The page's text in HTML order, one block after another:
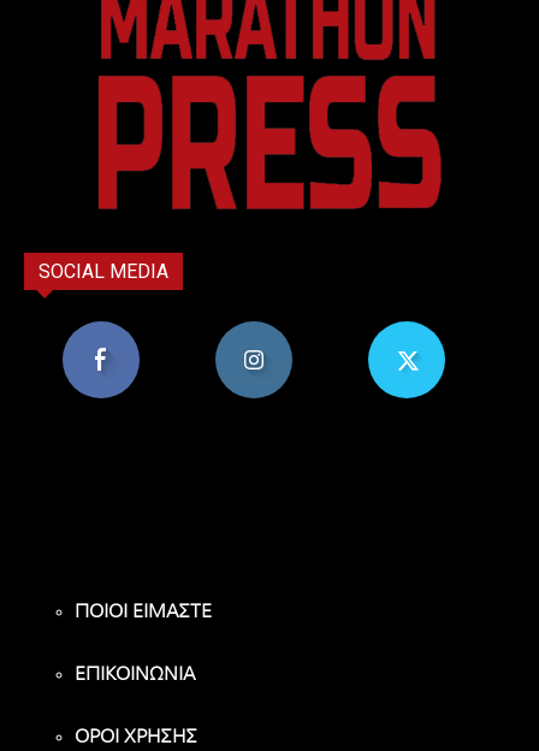
SOCIAL MEDIA
ΠΟΙΟΙ ΕΙΜΑΣΤΕ
ΕΠΙΚΟΙΝΩΝΙΑ
ΟΡΟΙ ΧΡΗΣΗΣ